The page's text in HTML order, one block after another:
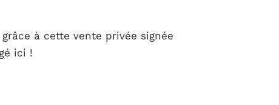
à cette vente privée signée
ici !